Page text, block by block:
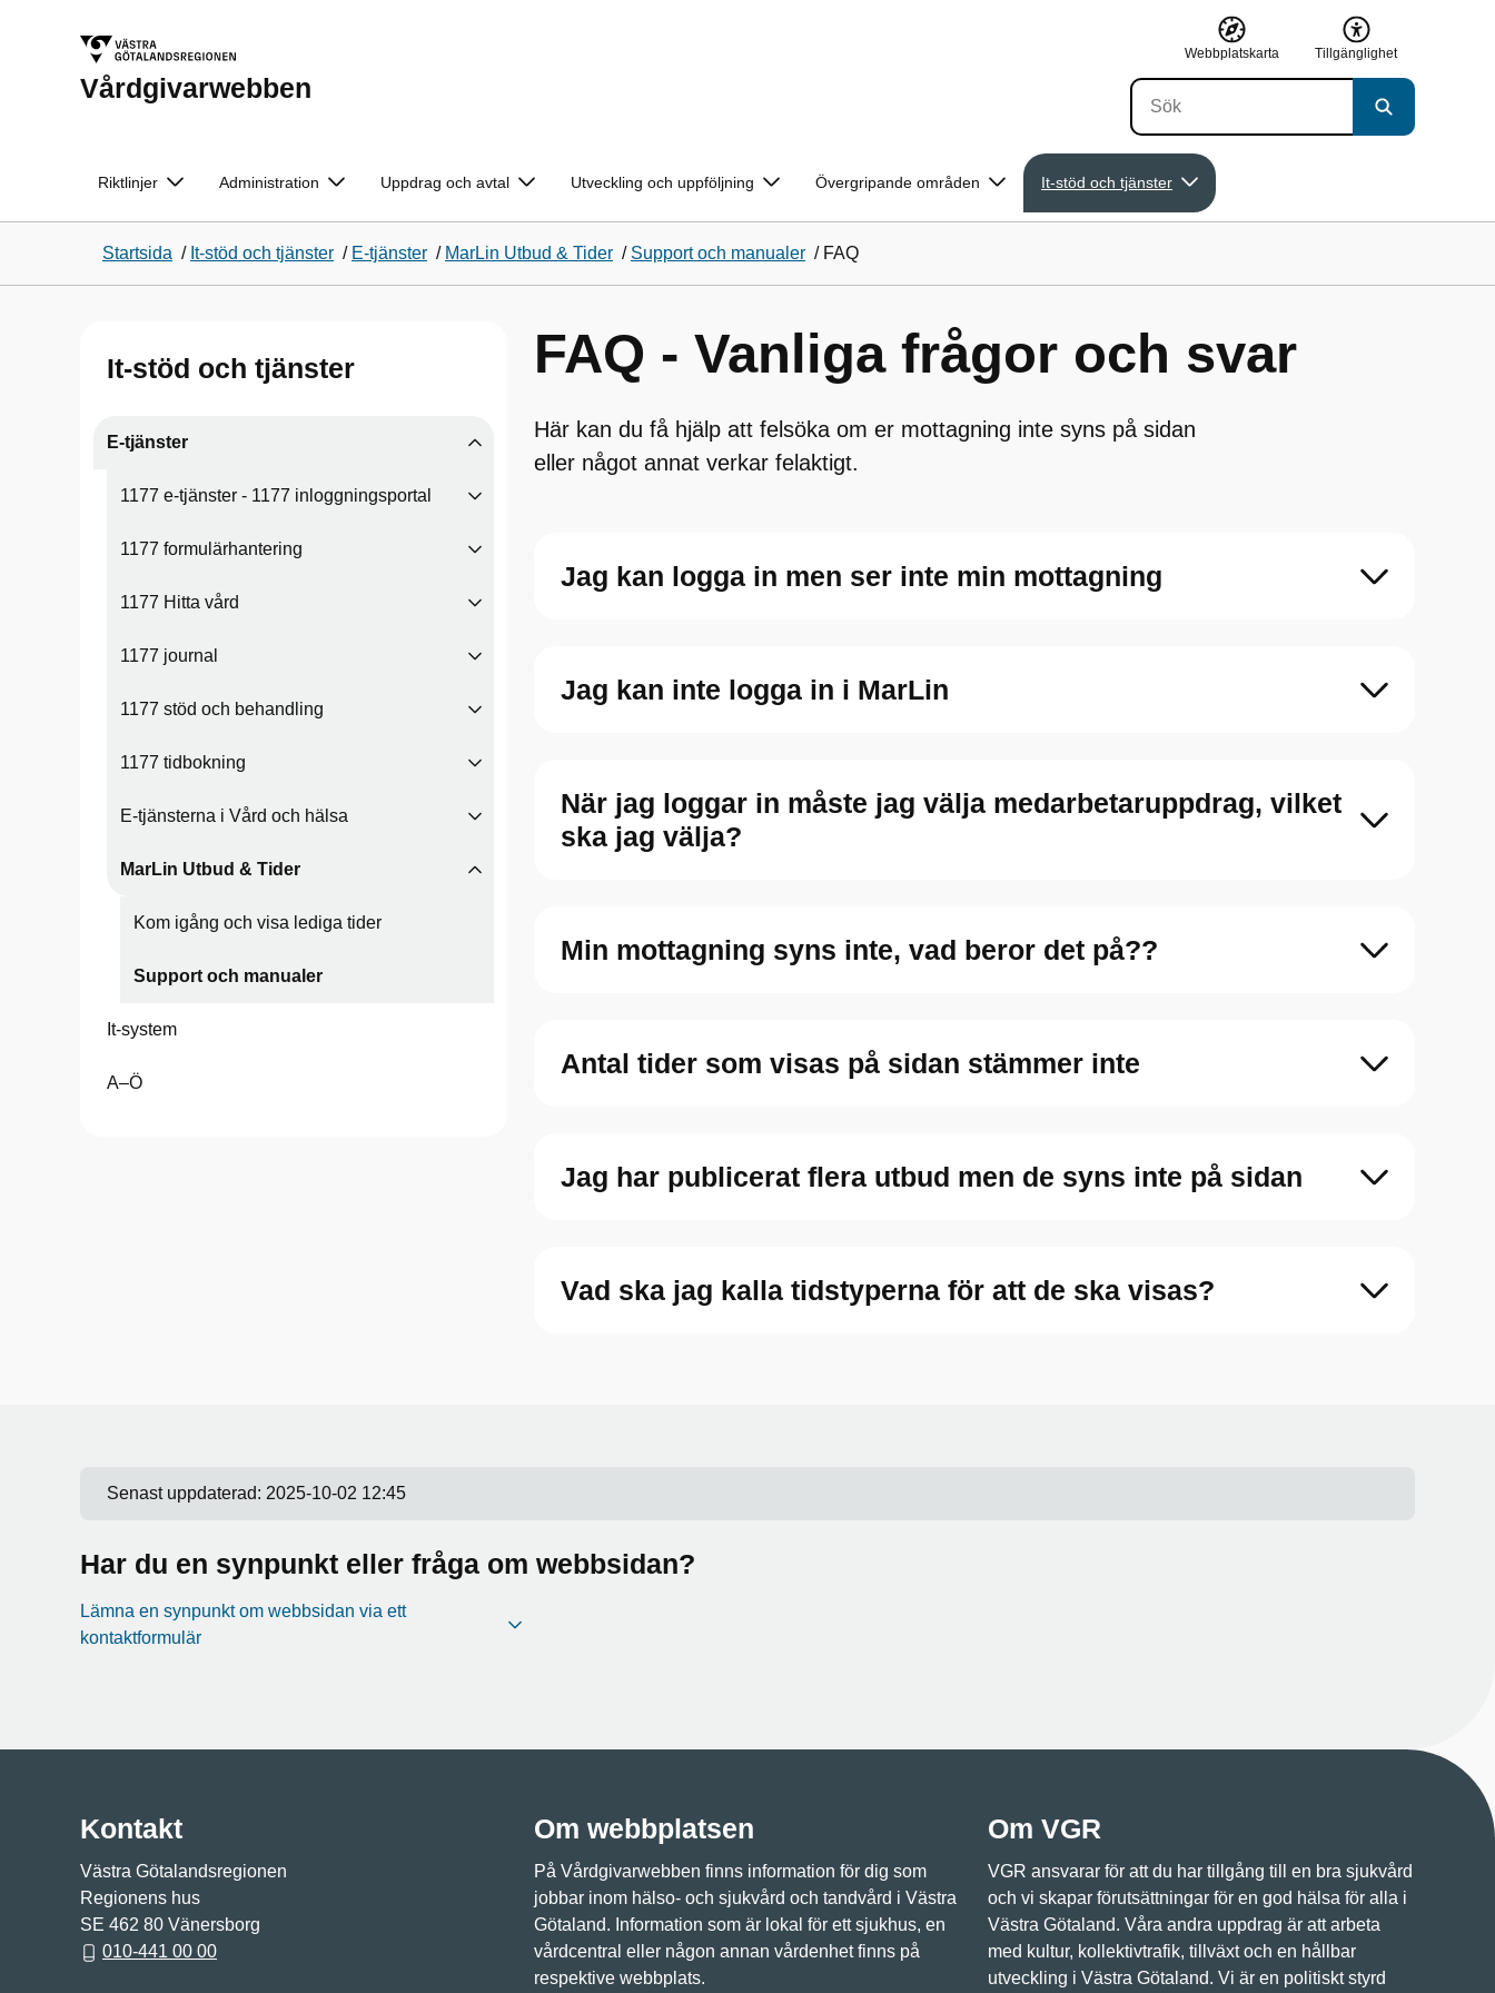
Vårdgivarwebben
Webbplatskarta Tillgänglighet
Riktlinjer Administration Uppdrag och avtal Utveckling och uppföljning Övergripande områden It-stöd och tjänster
Startsida / It-stöd och tjänster / E-tjänster / MarLin Utbud & Tider / Support och manualer / FAQ
It-stöd och tjänster
E-tjänster
1177 e-tjänster - 1177 inloggningsportal
1177 formulärhantering
1177 Hitta vård
1177 journal
1177 stöd och behandling
1177 tidbokning
E-tjänsterna i Vård och hälsa
MarLin Utbud & Tider
Kom igång och visa lediga tider
Support och manualer
It-system
A–Ö
FAQ - Vanliga frågor och svar
Här kan du få hjälp att felsöka om er mottagning inte syns på sidan
eller något annat verkar felaktigt.
Jag kan logga in men ser inte min mottagning
Jag kan inte logga in i MarLin
När jag loggar in måste jag välja medarbetaruppdrag, vilket
ska jag välja?
Min mottagning syns inte, vad beror det på??
Antal tider som visas på sidan stämmer inte
Jag har publicerat flera utbud men de syns inte på sidan
Vad ska jag kalla tidstyperna för att de ska visas?
Senast uppdaterad: 2025-10-02 12:45
Har du en synpunkt eller fråga om webbsidan?
Lämna en synpunkt om webbsidan via ett
kontaktformulär
Kontakt
Västra Götalandsregionen
Regionens hus
SE 462 80 Vänersborg
010-441 00 00
Om webbplatsen
På Vårdgivarwebben finns information för dig som
jobbar inom hälso- och sjukvård och tandvård i Västra
Götaland. Information som är lokal för ett sjukhus, en
vårdcentral eller någon annan vårdenhet finns på
respektive webbplats.
Om VGR
VGR ansvarar för att du har tillgång till en bra sjukvård
och vi skapar förutsättningar för en god hälsa för alla i
Västra Götaland. Våra andra uppdrag är att arbeta
med kultur, kollektivtrafik, tillväxt och en hållbar
utveckling i Västra Götaland. Vi är en politiskt styrd